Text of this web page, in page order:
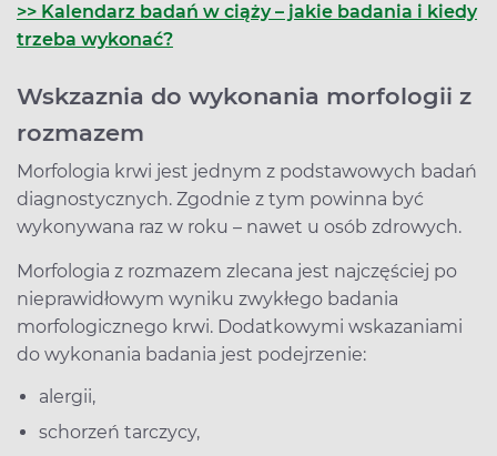
>> Kalendarz badań w ciąży – jakie badania i kiedy
trzeba wykonać?
Wskzaznia do wykonania morfologii z
rozmazem
Morfologia krwi jest jednym z podstawowych badań
diagnostycznych. Zgodnie z tym powinna być
wykonywana raz w roku – nawet u osób zdrowych.
Morfologia z rozmazem zlecana jest najczęściej po
nieprawidłowym wyniku zwykłego badania
morfologicznego krwi. Dodatkowymi wskazaniami
do wykonania badania jest podejrzenie:
alergii,
schorzeń tarczycy,